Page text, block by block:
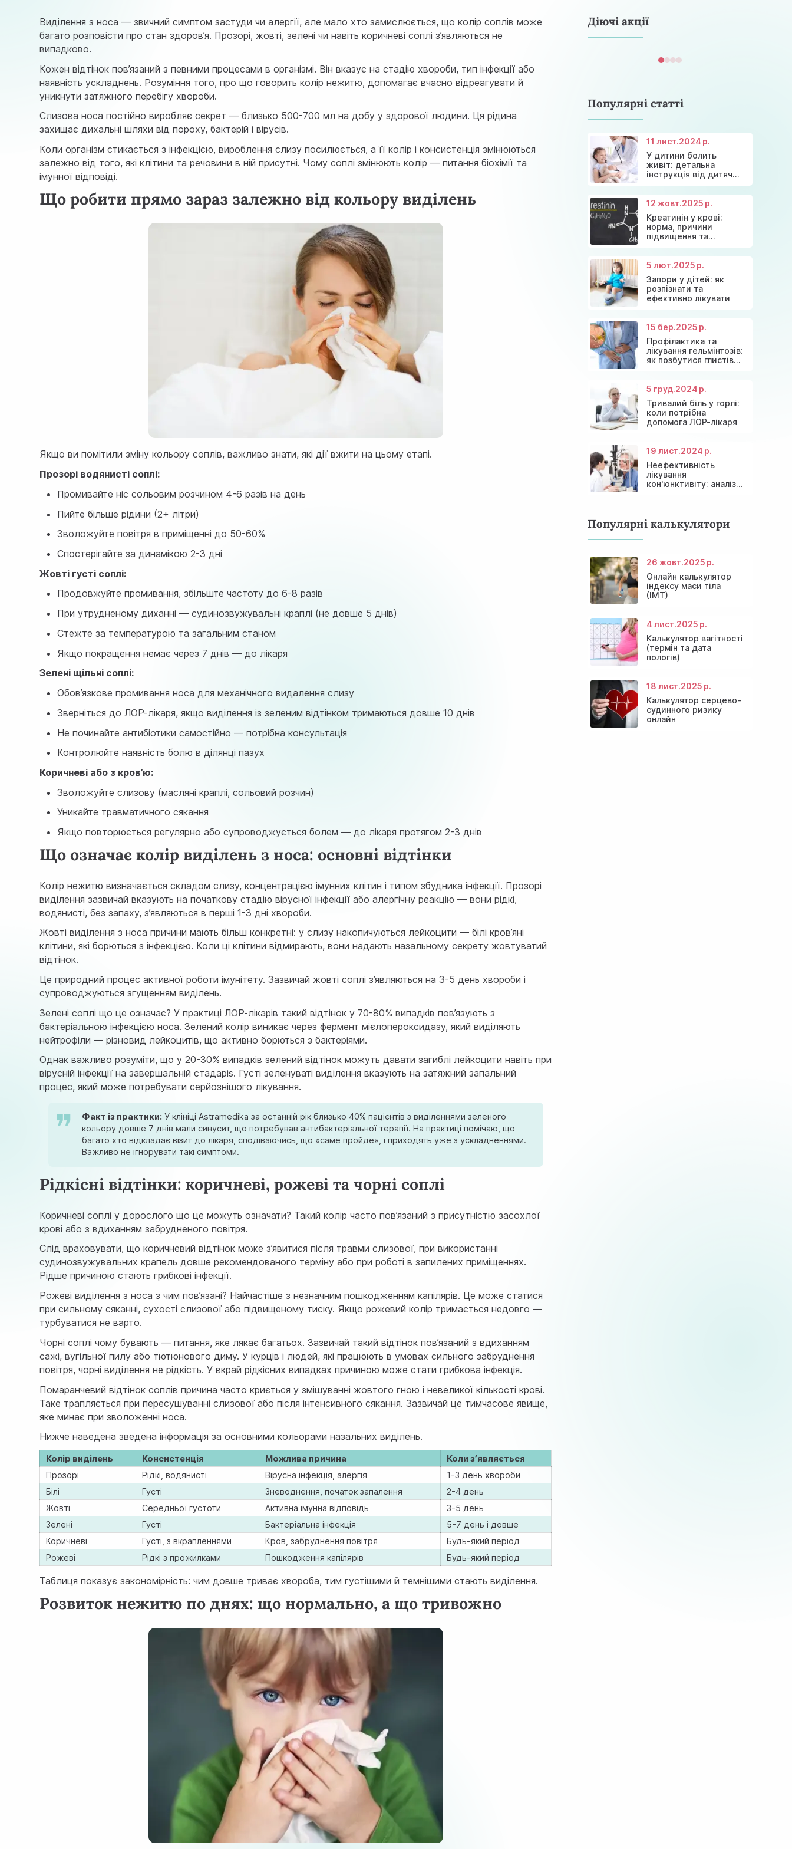
Виділення з носа — звичний симптом застуди чи алергії, але мало хто замислюється, що колір соплів може
багато розповісти про стан здоров’я. Прозорі, жовті, зелені чи навіть коричневі соплі з’являються не
випадково.
Кожен відтінок пов’язаний з певними процесами в організмі. Він вказує на стадію хвороби, тип інфекції або
наявність ускладнень. Розуміння того, про що говорить колір нежитю, допомагає вчасно відреагувати й
уникнути затяжного перебігу хвороби.
Слизова носа постійно виробляє секрет — близько 500-700 мл на добу у здорової людини. Ця рідина
захищає дихальні шляхи від пороху, бактерій і вірусів.
Коли організм стикається з інфекцією, вироблення слизу посилюється, а її колір і консистенція змінюються
залежно від того, які клітини та речовини в ній присутні. Чому соплі змінюють колір — питання біохімії та
імунної відповіді.
Що робити прямо зараз залежно від кольору виділень
Якщо ви помітили зміну кольору соплів, важливо знати, які дії вжити на цьому етапі.
Прозорі водянисті соплі:
Промивайте ніс сольовим розчином 4-6 разів на день
Пийте більше рідини (2+ літри)
Зволожуйте повітря в приміщенні до 50-60%
Спостерігайте за динамікою 2-3 дні
Жовті густі соплі:
Продовжуйте промивання, збільште частоту до 6-8 разів
При утрудненому диханні — судинозвужувальні краплі (не довше 5 днів)
Стежте за температурою та загальним станом
Якщо покращення немає через 7 днів — до лікаря
Зелені щільні соплі:
Обов’язкове промивання носа для механічного видалення слизу
Зверніться до ЛОР-лікаря, якщо виділення із зеленим відтінком тримаються довше 10 днів
Не починайте антибіотики самостійно — потрібна консультація
Контролюйте наявність болю в ділянці пазух
Коричневі або з кров’ю:
Зволожуйте слизову (масляні краплі, сольовий розчин)
Уникайте травматичного сякання
Якщо повторюється регулярно або супроводжується болем — до лікаря протягом 2-3 днів
Що означає колір виділень з носа: основні відтінки
Колір нежитю визначається складом слизу, концентрацією імунних клітин і типом збудника інфекції. Прозорі
виділення зазвичай вказують на початкову стадію вірусної інфекції або алергічну реакцію — вони рідкі,
водянисті, без запаху, з’являються в перші 1-3 дні хвороби.
Жовті виділення з носа причини мають більш конкретні: у слизу накопичуються лейкоцити — білі кров’яні
клітини, які борються з інфекцією. Коли ці клітини відмирають, вони надають назальному секрету жовтуватий
відтінок.
Це природний процес активної роботи імунітету. Зазвичай жовті соплі з’являються на 3-5 день хвороби і
супроводжуються згущенням виділень.
Зелені соплі що це означає? У практиці ЛОР-лікарів такий відтінок у 70-80% випадків пов’язують з
бактеріальною інфекцією носа. Зелений колір виникає через фермент мієлопероксидазу, який виділяють
нейтрофіли — різновид лейкоцитів, що активно борються з бактеріями.
Однак важливо розуміти, що у 20-30% випадків зелений відтінок можуть давати загиблі лейкоцити навіть при
вірусній інфекції на завершальній стадapis. Густі зеленуваті виділення вказують на затяжний запальний
процес, який може потребувати серйознішого лікування.
Факт із практики: У клініці Astramedika за останній рік близько 40% пацієнтів з виділеннями зеленого
кольору довше 7 днів мали синусит, що потребував антибактеріальної терапії. На практиці помічаю, що
багато хто відкладає візит до лікаря, сподіваючись, що «саме пройде», і приходять уже з ускладненнями.
Важливо не ігнорувати такі симптоми.
Рідкісні відтінки: коричневі, рожеві та чорні соплі
Коричневі соплі у дорослого що це можуть означати? Такий колір часто пов’язаний з присутністю засохлої
крові або з вдиханням забрудненого повітря.
Слід враховувати, що коричневий відтінок може з’явитися після травми слизової, при використанні
судинозвужувальних крапель довше рекомендованого терміну або при роботі в запилених приміщеннях.
Рідше причиною стають грибкові інфекції.
Рожеві виділення з носа з чим пов’язані? Найчастіше з незначним пошкодженням капілярів. Це може статися
при сильному сяканні, сухості слизової або підвищеному тиску. Якщо рожевий колір тримається недовго —
турбуватися не варто.
Чорні соплі чому бувають — питання, яке лякає багатьох. Зазвичай такий відтінок пов’язаний з вдиханням
сажі, вугільної пилу або тютюнового диму. У курців і людей, які працюють в умовах сильного забруднення
повітря, чорні виділення не рідкість. У вкрай рідкісних випадках причиною може стати грибкова інфекція.
Помаранчевий відтінок соплів причина часто криється у змішуванні жовтого гною і невеликої кількості крові.
Таке трапляється при пересушуванні слизової або після інтенсивного сякання. Зазвичай це тимчасове явище,
яке минає при зволоженні носа.
Нижче наведена зведена інформація за основними кольорами назальних виділень.
Колір виділень Консистенція Можлива причина
Коли з’являється
Прозорі
Рідкі, водянисті Вірусна інфекція, алергія
1-3 день хвороби
Білі
Густі Зневоднення, початок запалення
2-4 день
Жовті
Середньої густоти Активна імунна відповідь
3-5 день
Зелені
Густі Бактеріальна інфекція
5-7 день і довше
Коричневі
Густі, з вкрапленнями Кров, забруднення повітря
Будь-який період
Рожеві
Рідкі з прожилками Пошкодження капілярів Будь-який період
Таблиця показує закономірність: чим довше триває хвороба, тим густішими й темнішими стають виділення.
Розвиток нежитю по днях: що нормально, а що тривожно
Діючі акції
Знижки та акції на масаж у Київі
Консультація ендокринолога та
діагностика щитовидної залози
Діагностика щитовидної залози
Акція: 20% знижки на
консультації лікарів!
Популярні статті
11 лист.2024 р.
У дитини болить
живіт: детальна
інструкція від дитячих
12 жовт.2025 р.
Креатинін у крові:
норма, причини
підвищення та
5 лют.2025 р.
Запори у дітей: як
розпізнати та
ефективно лікувати
15 бер.2025 р.
Профілактика та
лікування гельмінтозів:
як позбутися глистів
5 груд.2024 р.
Тривалий біль у горлі:
коли потрібна
допомога ЛОР-лікаря
19 лист.2024 р.
Неефективність
лікування
кон'юнктивіту: аналіз
Популярні калькулятори
26 жовт.2025 р.
Онлайн калькулятор
індексу маси тіла
(ІМТ)
4 лист.2025 р.
Калькулятор вагітності
(термін та дата
пологів)
18 лист.2025 р.
Калькулятор серцево-
судинного ризику
онлайн